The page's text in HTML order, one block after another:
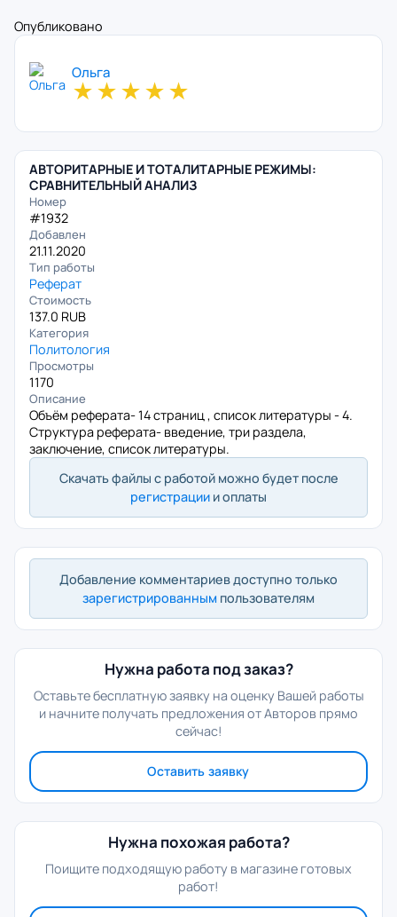
Опубликовано
Ольга
★★★★★
АВТОРИТАРНЫЕ И ТОТАЛИТАРНЫЕ РЕЖИМЫ:
СРАВНИТЕЛЬНЫЙ АНАЛИЗ
Номер
#1932
Добавлен
21.11.2020
Тип работы
Реферат
Стоимость
137.0 RUB
Категория
Политология
Просмотры
1170
Описание
Объём реферата- 14 страниц , список литературы - 4.
Структура реферата- введение, три раздела,
заключение, список литературы.
Скачать файлы с работой можно будет после
регистрации и оплаты
Добавление комментариев доступно только
зарегистрированным пользователям
Нужна работа под заказ?
Оставьте бесплатную заявку на оценку Вашей работы
и начните получать предложения от Авторов прямо
сейчас!
Оставить заявку
Нужна похожая работа?
Поищите подходящую работу в магазине готовых
работ!